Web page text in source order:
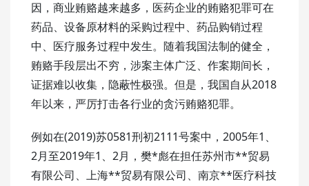
因，商业贿赂越来越多，医药企业的贿赂犯罪可在
药品、设备原材料的采购过程中、药品购销过程
中、医疗服务过程中发生。随着我国法制的健全，
贿赂手段层出不穷，涉案主体广泛、作案期间长，
证据难以收集，隐蔽性极强。但是，我国自从2018
年以来，严厉打击各行业的贪污贿赂犯罪。
例如在(2019)苏0581刑初2111号案中，2005年1、
2月至2019年1、2月，樊*彪在担任苏州市**贸易
有限公司、上海**贸易有限公司、南京**医疗科技